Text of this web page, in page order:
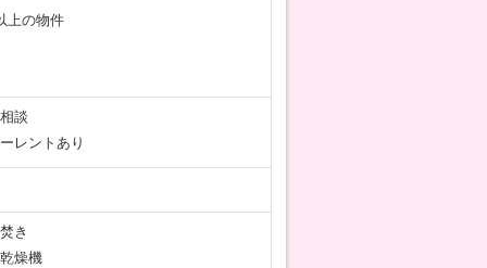
上の物件
談
レントあり
き
燥機